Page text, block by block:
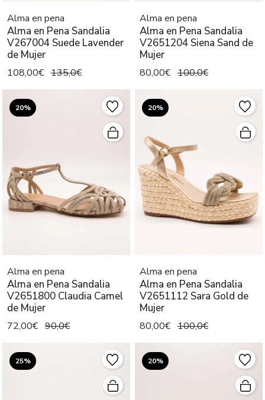
Alma en pena
Alma en Pena Sandalia
V267004 Suede Lavender
de Mujer
108,00€ 135,0€
Alma en pena
Alma en Pena Sandalia
V2651204 Siena Sand de
Mujer
80,00€ 100,0€
20%
Alma en pena
Alma en Pena Sandalia
V2651800 Claudia Camel
de Mujer
72,00€ 90,0€
20%
Alma en pena
Alma en Pena Sandalia
V2651112 Sara Gold de
Mujer
80,00€ 100,0€
25% 20%